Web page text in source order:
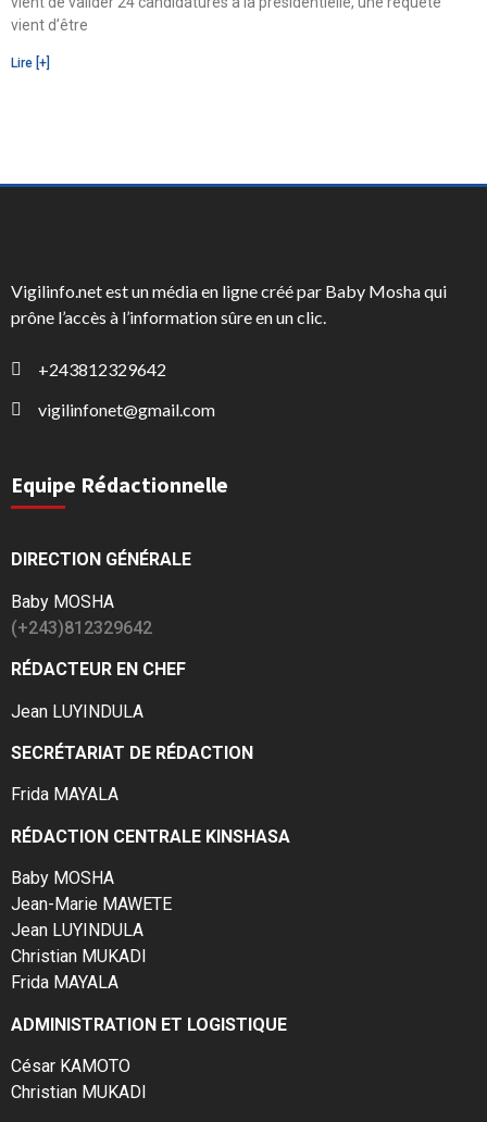
vient d’être
Lire [+]
Vigilinfo.net est un média en ligne créé par Baby Mosha qui
prône l’accès à l’information sûre en un clic.
+243812329642
vigilinfonet@gmail.com
Equipe Rédactionnelle
DIRECTION GÉNÉRALE
Baby MOSHA
(+243)812329642
RÉDACTEUR EN CHEF
Jean LUYINDULA
SECRÉTARIAT DE RÉDACTION
Frida MAYALA
RÉDACTION CENTRALE KINSHASA
Baby MOSHA
Jean-Marie MAWETE
Jean LUYINDULA
Christian MUKADI
Frida MAYALA
ADMINISTRATION ET LOGISTIQUE
César KAMOTO
Christian MUKADI